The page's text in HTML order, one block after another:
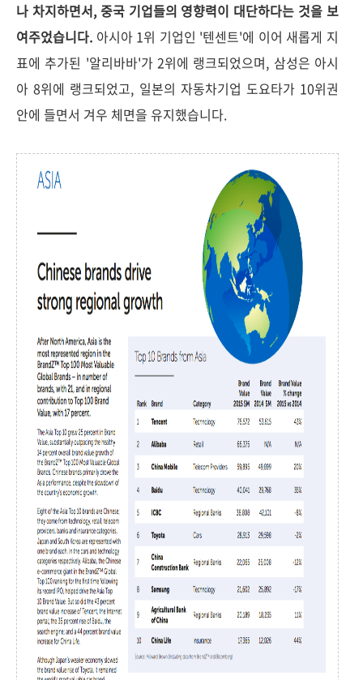
나 차지하면서, 중국 기업들의 영향력이 대단하다는 것을 보
여주었습니다. 아시아 1위 기업인 '텐센트'에 이어 새롭게 지
표에 추가된 '알리바바'가 2위에 랭크되었으며, 삼성은 아시
아 8위에 랭크되었고, 일본의 자동차기업 도요타가 10위권
안에 들면서 겨우 체면을 유지했습니다.